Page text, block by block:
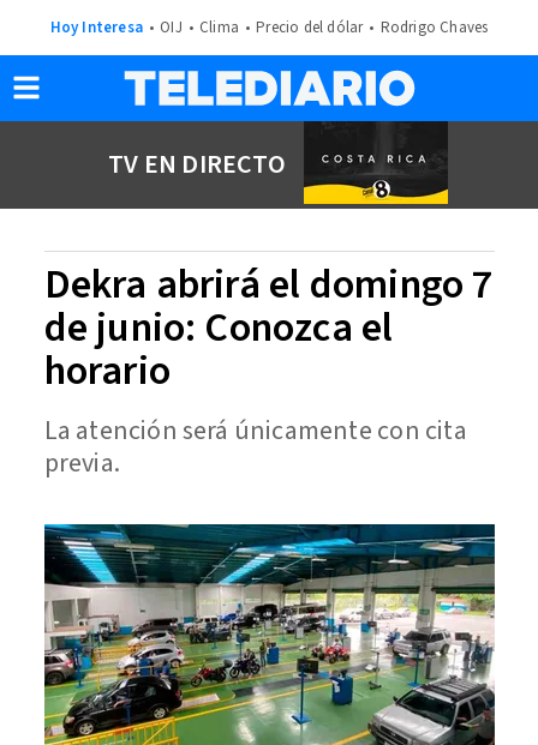
Hoy Interesa OIJ Clima Precio del dólar Rodrigo Chaves
TV EN DIRECTO
Dekra abrirá el domingo 7
de junio: Conozca el
horario
La atención será únicamente con cita
previa.